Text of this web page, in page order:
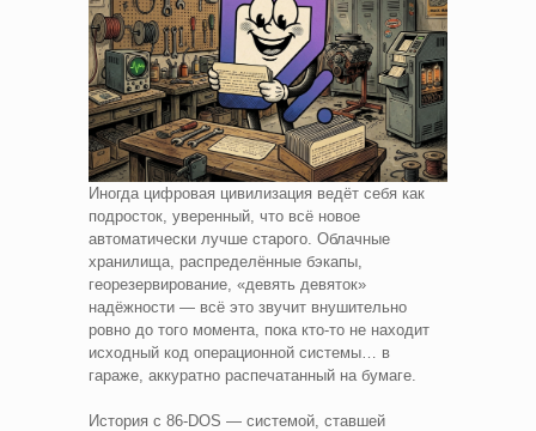
Иногда цифровая цивилизация ведёт себя как
подросток, уверенный, что всё новое
автоматически лучше старого. Облачные
хранилища, распределённые бэкапы,
георезервирование, «девять девяток»
надёжности — всё это звучит внушительно
ровно до того момента, пока кто-то не находит
исходный код операционной системы… в
гараже, аккуратно распечатанный на бумаге.
История с 86-DOS — системой, ставшей